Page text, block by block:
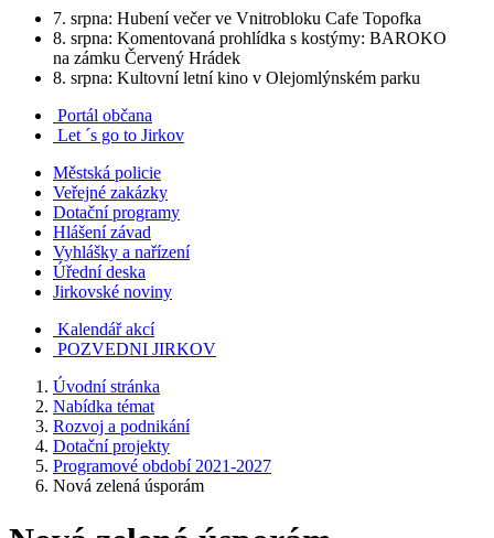
7. srpna: Hubení večer ve Vnitrobloku Cafe Topofka
8. srpna: Komentovaná prohlídka s kostýmy: BAROKO
na zámku Červený Hrádek
8. srpna: Kultovní letní kino v Olejomlýnském parku
Portál občana
Let ´s go to Jirkov
Městská policie
Veřejné zakázky
Dotační programy
Hlášení závad
Vyhlášky a nařízení
Úřední deska
Jirkovské noviny
Kalendář akcí
POZVEDNI JIRKOV
Úvodní stránka
Nabídka témat
Rozvoj a podnikání
Dotační projekty
Programové období 2021-2027
Nová zelená úsporám